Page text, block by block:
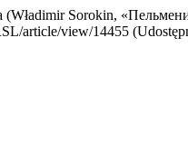
(Władimir Sorokin,
article/view/14455